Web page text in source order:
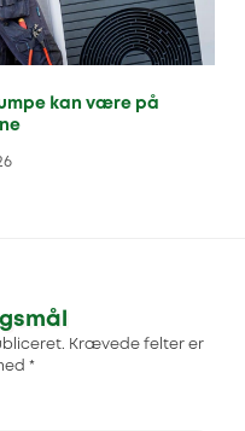
kan være på
Krævede felter er
*